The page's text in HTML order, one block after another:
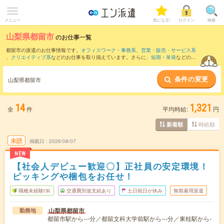
メニュー 気になる! ログイン 検索
山梨県都留市のお仕事一覧
都留市の派遣のお仕事情報です。 オフィスワーク・事務系、 営業・販売・サービス系
、 クリエイティブ系などのお仕事を取り揃えています。さらに、 短期 ・ 単発などの期
また、南都留郡
など隣接エリアのお仕事もご確認いただけま
す。
山梨県都留市 条件の変更
全 14件 平均時給: 1,321 円
新着順 時給順
未読
NEW
掲載日 2026/08/07
【社会人デビュー歓迎〇】正社員の安定環境！
ピッキングや梱包をお任せ！
職種未経験OK 交通費別途支給あり 土日祝日が休み 無期雇用派遣
勤務地 山梨県都留市
都留市駅から---分／都留文科大学前駅から---分／東桂駅から-